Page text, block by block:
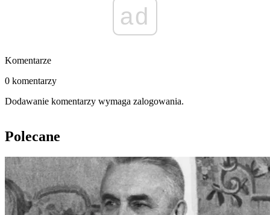
ad
Komentarze
0 komentarzy
Dodawanie komentarzy wymaga zalogowania.
Polecane